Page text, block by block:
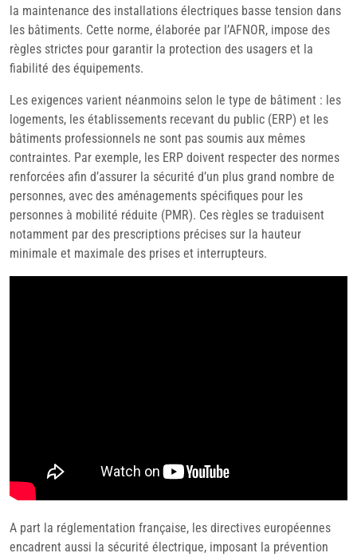
la maintenance des installations électriques basse tension dans
les bâtiments. Cette norme, élaborée par l’AFNOR, impose des
règles strictes pour garantir la protection des usagers et la
fiabilité des équipements.
Les exigences varient néanmoins selon le type de bâtiment : les
logements, les établissements recevant du public (ERP) et les
bâtiments professionnels ne sont pas soumis aux mêmes
contraintes. Par exemple, les ERP doivent respecter des normes
renforcées afin d’assurer la sécurité d’un plus grand nombre de
personnes, avec des aménagements spécifiques pour les
personnes à mobilité réduite (PMR). Ces règles se traduisent
notamment par des prescriptions précises sur la hauteur
minimale et maximale des prises et interrupteurs.
A part la réglementation française, les directives européennes
encadrent aussi la sécurité électrique, imposant la prévention